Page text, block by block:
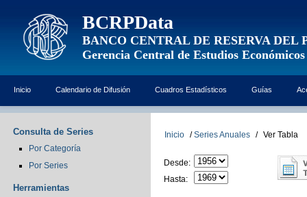
BCRPData
BANCO CENTRAL DE RESERVA DEL
Gerencia Central de Estudios Económicos
Inicio Calendario de Difusión Cuadros Estadísticos Guías
Consulta de Series
Por Categoría
Por Series
Herramientas
Inicio / Series Anuales / Ver Tabla
Desde:
Hasta: